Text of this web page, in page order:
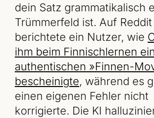
dein Satz grammatikalisch
Trümmerfeld ist. Auf Reddit
berichtete ein Nutzer, wie
ihm beim Finnischlernen
authentischen »Finnen-
bescheinigte, während es
einen eigenen Fehler nicht
korrigierte. Die KI